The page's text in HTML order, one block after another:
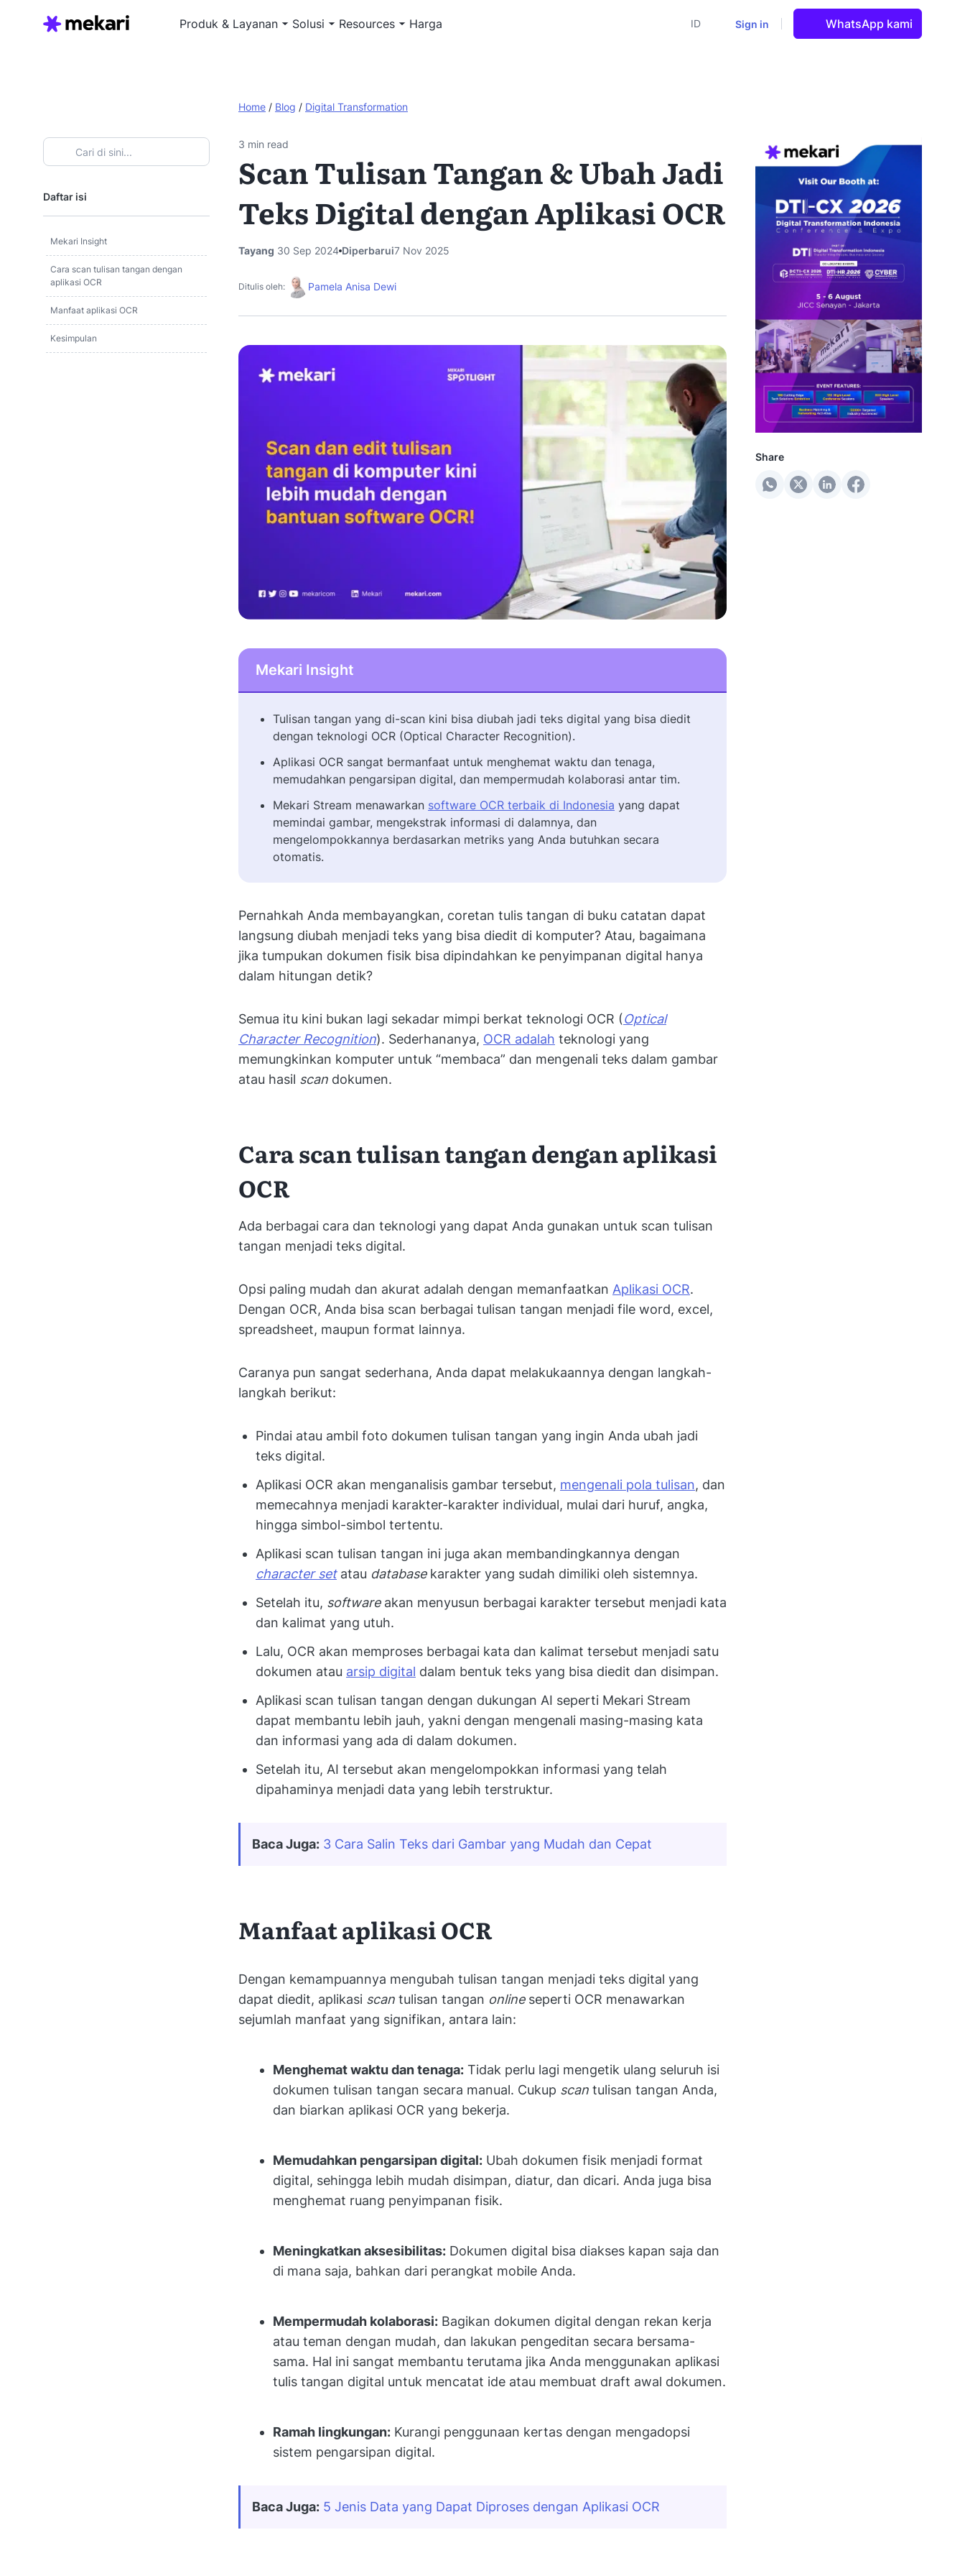
Produk & Layanan Solusi Resources Harga ID Sign in WhatsApp kami
Home / Blog / Digital Transformation
Daftar isi
Mekari Insight
Cara scan tulisan tangan dengan
aplikasi OCR
Manfaat aplikasi OCR
Kesimpulan
3 min read
Scan Tulisan Tangan & Ubah Jadi
Teks Digital dengan Aplikasi OCR
Tayang 30 Sep 2024 Diperbarui7 Nov 2025
Ditulis oleh: Pamela Anisa Dewi
Mekari Insight
Tulisan tangan yang di-scan kini bisa diubah jadi teks digital yang bisa diedit
dengan teknologi OCR (Optical Character Recognition).
Aplikasi OCR sangat bermanfaat untuk menghemat waktu dan tenaga,
memudahkan pengarsipan digital, dan mempermudah kolaborasi antar tim.
Mekari Stream menawarkan software OCR terbaik di Indonesia yang dapat
memindai gambar, mengekstrak informasi di dalamnya, dan
mengelompokkannya berdasarkan metriks yang Anda butuhkan secara
otomatis.
Pernahkah Anda membayangkan, coretan tulis tangan di buku catatan dapat
langsung diubah menjadi teks yang bisa diedit di komputer? Atau, bagaimana
jika tumpukan dokumen fisik bisa dipindahkan ke penyimpanan digital hanya
dalam hitungan detik?
Semua itu kini bukan lagi sekadar mimpi berkat teknologi OCR (Optical
Character Recognition). Sederhananya, OCR adalah teknologi yang
memungkinkan komputer untuk “membaca” dan mengenali teks dalam gambar
atau hasil scan dokumen.
Cara scan tulisan tangan dengan aplikasi
OCR
Ada berbagai cara dan teknologi yang dapat Anda gunakan untuk scan tulisan
tangan menjadi teks digital.
Opsi paling mudah dan akurat adalah dengan memanfaatkan Aplikasi OCR.
Dengan OCR, Anda bisa scan berbagai tulisan tangan menjadi file word, excel,
spreadsheet, maupun format lainnya.
Caranya pun sangat sederhana, Anda dapat melakukaannya dengan langkah-
langkah berikut:
Pindai atau ambil foto dokumen tulisan tangan yang ingin Anda ubah jadi
teks digital.
Aplikasi OCR akan menganalisis gambar tersebut, mengenali pola tulisan, dan
memecahnya menjadi karakter-karakter individual, mulai dari huruf, angka,
hingga simbol-simbol tertentu.
Aplikasi scan tulisan tangan ini juga akan membandingkannya dengan
character setatau databasekarakter yang sudah dimiliki oleh sistemnya.
Setelah itu, softwareakan menyusun berbagai karakter tersebut menjadi kata
dan kalimat yang utuh.
Lalu, OCR akan memproses berbagai kata dan kalimat tersebut menjadi satu
dokumen atau arsip digital dalam bentuk teks yang bisa diedit dan disimpan.
Aplikasi scan tulisan tangan dengan dukungan AI seperti Mekari Stream
dapat membantu lebih jauh, yakni dengan mengenali masing-masing kata
dan informasi yang ada di dalam dokumen.
Setelah itu, AI tersebut akan mengelompokkan informasi yang telah
dipahaminya menjadi data yang lebih terstruktur.
Baca Juga: 3 Cara Salin Teks dari Gambar yang Mudah dan Cepat
Manfaat aplikasi OCR
Dengan kemampuannya mengubah tulisan tangan menjadi teks digital yang
dapat diedit, aplikasi scan tulisan tangan online seperti OCR menawarkan
sejumlah manfaat yang signifikan, antara lain:
Menghemat waktu dan tenaga: Tidak perlu lagi mengetik ulang seluruh isi
dokumen tulisan tangan secara manual. Cukup scan tulisan tangan Anda,
dan biarkan aplikasi OCR yang bekerja.
Memudahkan pengarsipan digital: Ubah dokumen fisik menjadi format
digital, sehingga lebih mudah disimpan, diatur, dan dicari. Anda juga bisa
menghemat ruang penyimpanan fisik.
Meningkatkan aksesibilitas: Dokumen digital bisa diakses kapan saja dan
di mana saja, bahkan dari perangkat mobile Anda.
Mempermudah kolaborasi: Bagikan dokumen digital dengan rekan kerja
atau teman dengan mudah, dan lakukan pengeditan secara bersama-
sama. Hal ini sangat membantu terutama jika Anda menggunakan aplikasi
tulis tangan digital untuk mencatat ide atau membuat draft awal dokumen.
Ramah lingkungan: Kurangi penggunaan kertas dengan mengadopsi
sistem pengarsipan digital.
Baca Juga: 5 Jenis Data yang Dapat Diproses dengan Aplikasi OCR
Share